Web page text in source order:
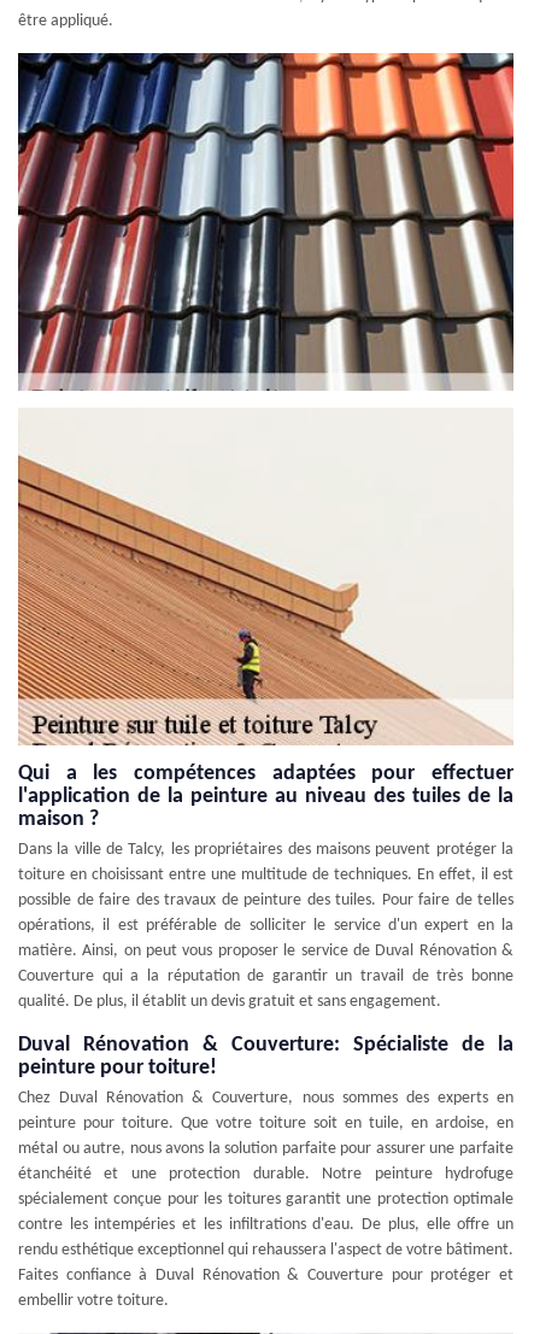
être appliqué.
Qui a les compétences adaptées pour effectuer
l'application de la peinture au niveau des tuiles de la
maison ?
Dans la ville de Talcy, les propriétaires des maisons peuvent protéger la
toiture en choisissant entre une multitude de techniques. En effet, il est
possible de faire des travaux de peinture des tuiles. Pour faire de telles
opérations, il est préférable de solliciter le service d'un expert en la
matière. Ainsi, on peut vous proposer le service de Duval Rénovation &
Couverture qui a la réputation de garantir un travail de très bonne
qualité. De plus, il établit un devis gratuit et sans engagement.
Duval Rénovation & Couverture: Spécialiste de la
peinture pour toiture!
Chez Duval Rénovation & Couverture, nous sommes des experts en
peinture pour toiture. Que votre toiture soit en tuile, en ardoise, en
métal ou autre, nous avons la solution parfaite pour assurer une parfaite
étanchéité et une protection durable. Notre peinture hydrofuge
spécialement conçue pour les toitures garantit une protection optimale
contre les intempéries et les infiltrations d'eau. De plus, elle offre un
rendu esthétique exceptionnel qui rehaussera l'aspect de votre bâtiment.
Faites confiance à Duval Rénovation & Couverture pour protéger et
embellir votre toiture.